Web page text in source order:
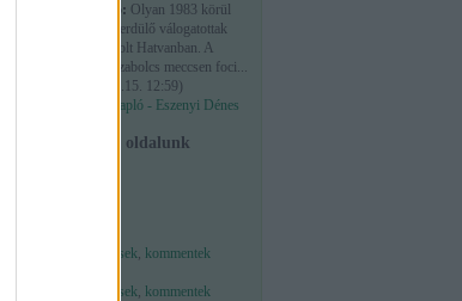
szabzero: Olyan 1983 körül
megyei serdülő válogatottak
tornája volt Hatvanban. A
Heves-Szabolcs meccsen foci...
2026.01.15. 12:59)
Osztálynapló - Eszenyi Dénes
Facebook oldalunk
bejegyzések, kommentek
bejegyzések, kommentek